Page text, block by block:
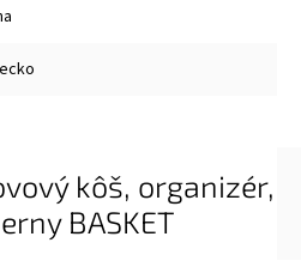
kôš, organizér,
BASKET